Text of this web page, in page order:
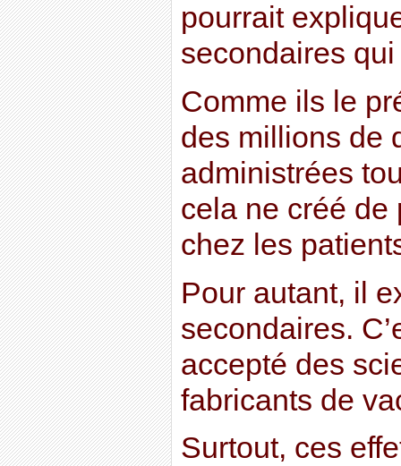
pourrait
secondaires
Comme ils le
des millions de
administrées
cela ne créé de
chez les
Pour autant, il
secondaires.
accepté des
fabricants de
Surtout, ces